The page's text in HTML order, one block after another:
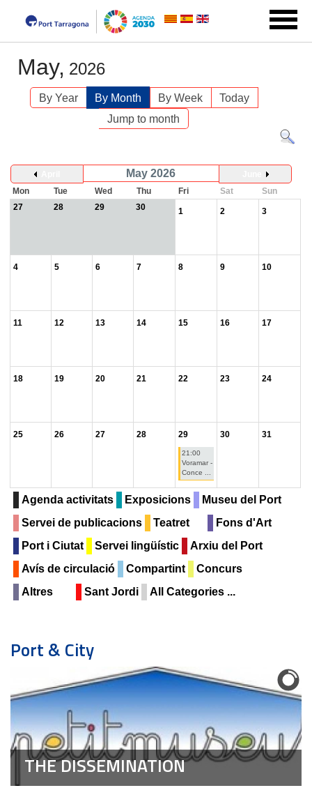
May, 2026
By Year By Month By Week
Today
Jump to month
May 2026
Mon
Tue Wed Thu Fri Sat
Sun
27
28 29 30 1 2 3
4 5 6 7 8 9 10
11 12 13 14 15 16 17
18 19 20 21 22 23 24
25 26 27 28 29
21:00
Voramar -
Conce ...
30 31
Agenda activitats Exposicions
Museu del Port
Servei de publicacions
Teatret
Fons d'Art
Port i Ciutat
Servei lingüístic
Arxiu del Port
Avís de circulació
Compartint
Concurs
Altres
Sant Jordi All Categories ...
Port & City
THE DISSEMINATION